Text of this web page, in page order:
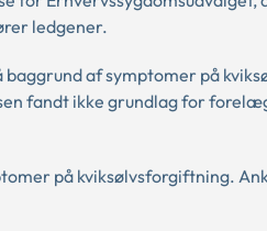
ledgener.
baggrund af symptomer på
fandt ikke grundlag for
på kviksølvsforgiftning.